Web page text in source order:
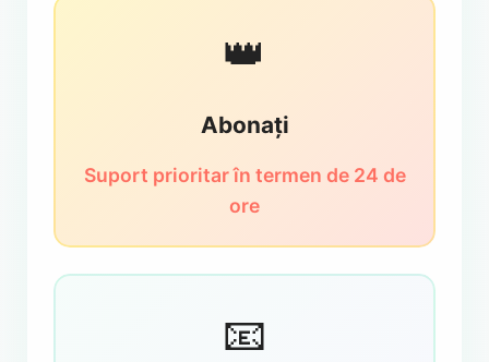
👑
Abonați
Suport prioritar în termen de 24 de
ore
📧